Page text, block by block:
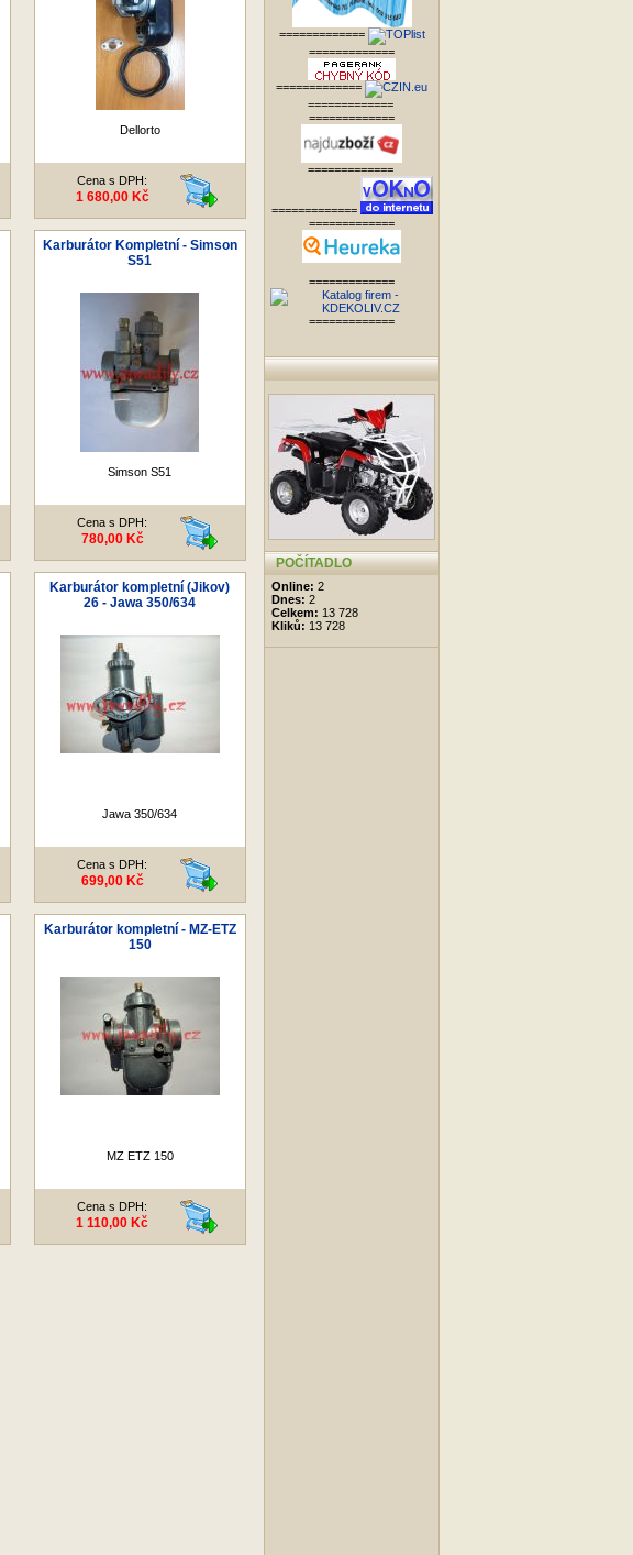
Dellorto
Cena s DPH:
1 680,00 Kč
Karburátor Kompletní - Simson
S51
Simson S51
Cena s DPH:
780,00 Kč
Karburátor kompletní (Jikov)
26 - Jawa 350/634
Jawa 350/634
Cena s DPH:
699,00 Kč
Karburátor kompletní - MZ-ETZ
150
MZ ETZ 150
Cena s DPH:
1 110,00 Kč
=============
=============
=============
=============
=============
=============
=============
=============
=============
=============
POČÍTADLO
Online: 2
Dnes: 2
Celkem: 13 728
Kliků: 13 728